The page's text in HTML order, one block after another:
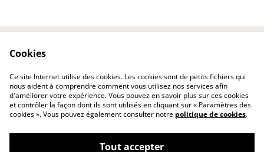
Politique de
confidentialité
Politique de cookies
Cookies
Ce site Internet utilise des cookies. Les cookies sont de petits fichiers qui
nous aident à comprendre comment vous utilisez nos services afin
d'améliorer votre expérience. Vous pouvez en savoir plus sur ces cookies
et contrôler la façon dont ils sont utilisés en cliquant sur « Paramètres des
cookies ». Vous pouvez également consulter notre politique de cookies.
Tout accepter